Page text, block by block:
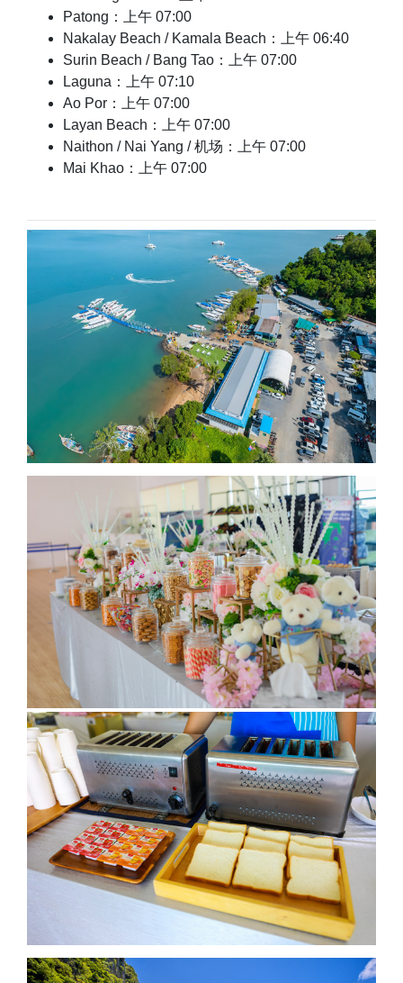
Patong：上午 07:00
Nakalay Beach / Kamala Beach：上午 06:40
Surin Beach / Bang Tao：上午 07:00
Laguna：上午 07:10
Ao Por：上午 07:00
Layan Beach：上午 07:00
Naithon / Nai Yang / 机场：上午 07:00
Mai Khao：上午 07:00